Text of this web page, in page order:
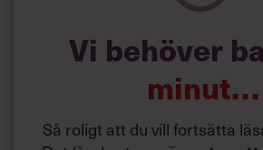
Kommunicera mera
Vi behöver
minut…
Så roligt att du vill fortsätta